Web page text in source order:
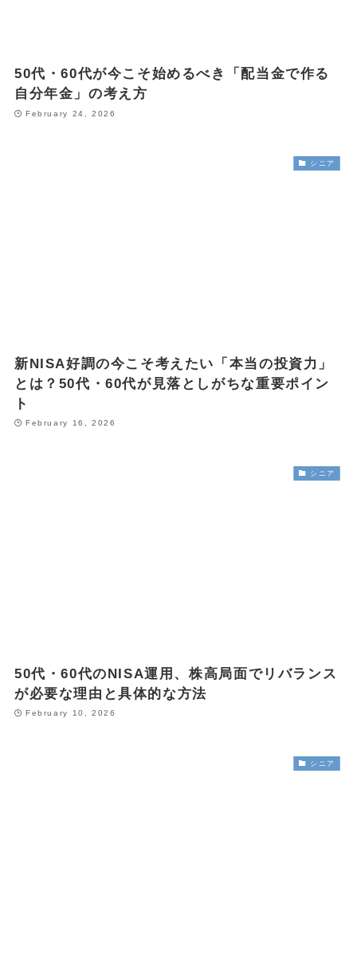
50代・60代が今こそ始めるべき「配当金で作る
自分年金」の考え方
February 24, 2026
シニア
新NISA好調の今こそ考えたい「本当の投資力」
とは？50代・60代が見落としがちな重要ポイン
ト
February 16, 2026
シニア
50代・60代のNISA運用、株高局面でリバランス
が必要な理由と具体的な方法
February 10, 2026
シニア